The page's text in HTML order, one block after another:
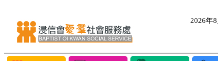
2026年